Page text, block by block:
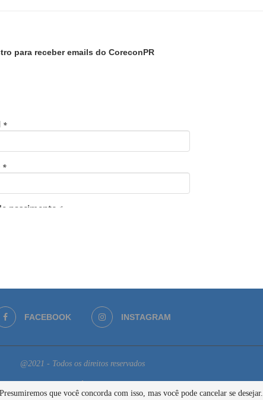
para receber emails do CoreconPR
FACEBOOK INSTAGRAM
@2021 - Todos os direitos reservados
BACK TO TOP
que você concorda com isso, mas você pode cancelar se desejar.